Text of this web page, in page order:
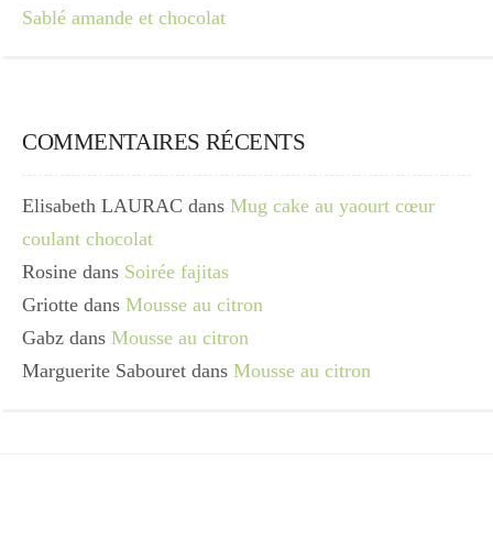
Sablé amande et chocolat
COMMENTAIRES RÉCENTS
Elisabeth LAURAC dans Mug cake au yaourt cœur
coulant chocolat
Rosine dans Soirée fajitas
Griotte dans Mousse au citron
Gabz dans Mousse au citron
Marguerite Sabouret dans Mousse au citron